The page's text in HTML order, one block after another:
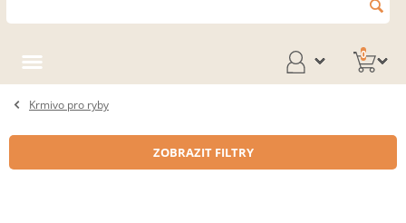
0
Krmivo pro ryby
ZOBRAZIT FILTRY